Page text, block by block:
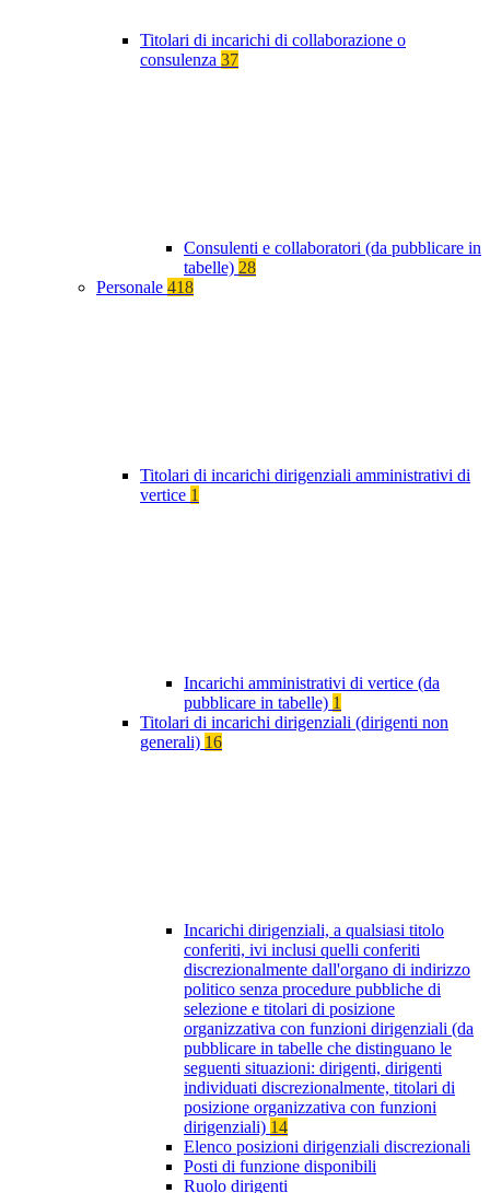
Titolari di incarichi di collaborazione o
consulenza 37
Consulenti e collaboratori (da pubblicare in
tabelle) 28
Personale 418
Titolari di incarichi dirigenziali amministrativi di
vertice 1
Incarichi amministrativi di vertice (da
pubblicare in tabelle) 1
Titolari di incarichi dirigenziali (dirigenti non
generali) 16
Incarichi dirigenziali, a qualsiasi titolo
conferiti, ivi inclusi quelli conferiti
discrezionalmente dall'organo di indirizzo
politico senza procedure pubbliche di
selezione e titolari di posizione
organizzativa con funzioni dirigenziali (da
pubblicare in tabelle che distinguano le
seguenti situazioni: dirigenti, dirigenti
individuati discrezionalmente, titolari di
posizione organizzativa con funzioni
dirigenziali) 14
Elenco posizioni dirigenziali discrezionali
Posti di funzione disponibili
Ruolo dirigenti